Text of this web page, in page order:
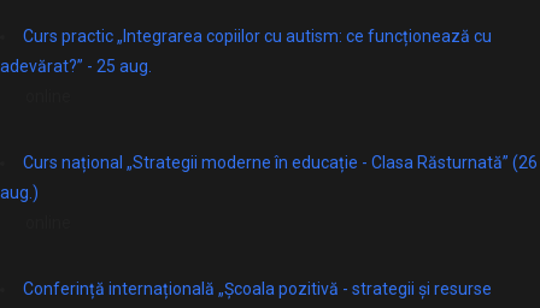
Curs practic „Integrarea copiilor cu autism: ce funcționează cu
adevărat?” - 25 aug.
Curs național „Strategii moderne în educație - Clasa Răsturnată” (26
aug.)
Conferință internațională „Școala pozitivă - strategii și resurse